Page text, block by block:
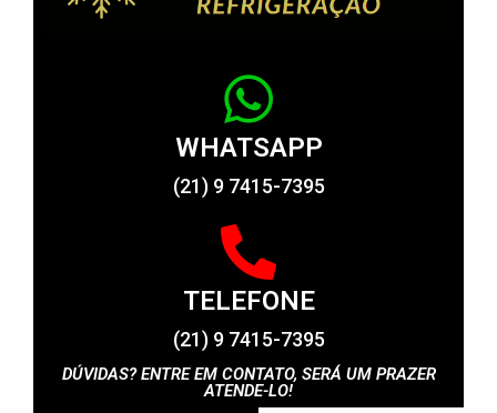
WHATSAPP
(21) 9 7415-7395
TELEFONE
(21) 9 7415-7395
DÚVIDAS? ENTRE EM CONTATO, SERÁ UM PRAZER
ATENDE-LO!